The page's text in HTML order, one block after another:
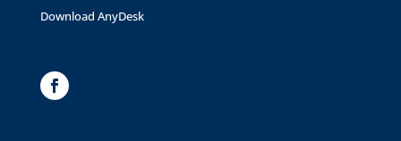
Download AnyDesk